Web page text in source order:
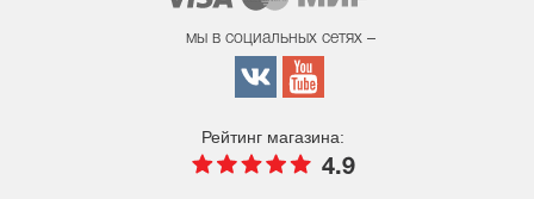
мы в социальных сетях –
Рейтинг магазина:
4.9